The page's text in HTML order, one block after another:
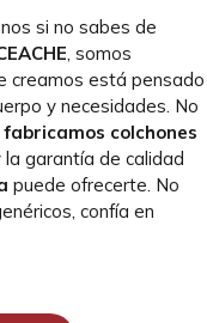
si no sabes de
, somos
creamos está pensado
y necesidades. No
fabricamos colchones
garantía de calidad
puede ofrecerte. No
confía en